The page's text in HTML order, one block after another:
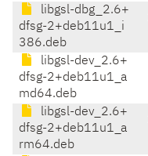
libgsl-dbg_2.6+
dfsg-2+deb11u1_i
386.deb
libgsl-dev_2.6+
dfsg-2+deb11u1_a
md64.deb
libgsl-dev_2.6+
dfsg-2+deb11u1_a
rm64.deb